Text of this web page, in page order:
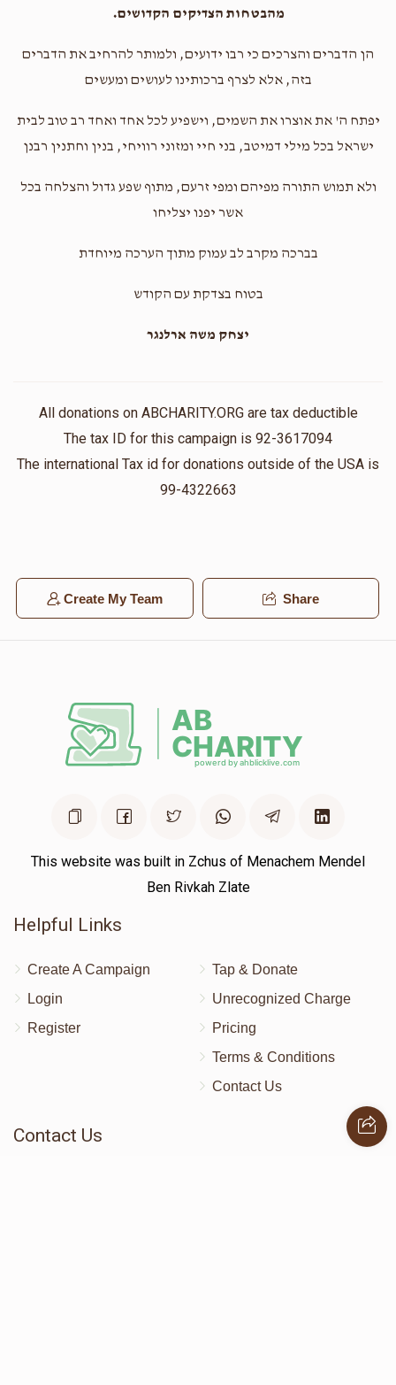
מהבטחות הצדיקים הקדושים.
הן הדברים והצרכים כי רבו ידועים, ולמותר להרחיב את הדברים
בזה, אלא לצרף ברכותינו לעושים ומעשים
יפתח ה' את אוצרו את השמים, וישפיע לכל אחד ואחד רב טוב לבית
ישראל בכל מילי דמיטב, בני חיי ומזוני רוויחי, בנין וחתנין רבנן
ולא תמוש התורה מפיהם ומפי זרעם, מתוף שפע גדול והצלחה בכל
אשר יפנו יצליחו
בברכה מקרב לב עמוק מתוך הערכה מיוחדת
בטוח בצדקת עם הקודש
יצחק משה ארלנגר
All donations on ABCHARITY.ORG are tax deductible
The tax ID for this campaign is 92-3617094
The international Tax id for donations outside of the USA is
99-4322663
Create My Team Share
This website was built in Zchus of Menachem Mendel
Ben Rivkah Zlate
Helpful Links
Create A Campaign
Login
Register
Tap & Donate
Unrecognized Charge
Pricing
Terms & Conditions
Contact Us
Contact Us